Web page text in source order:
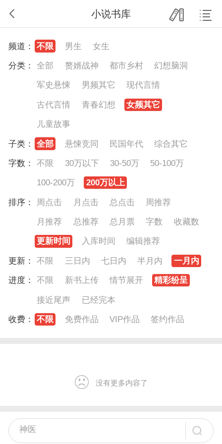
小说书库
频道： 不限 男生
女生
分类：
全部 赘婿战神 都市乡村
幻想脑洞
军史悬悚
男频其它
现代言情
古代言情
青春幻想
女频其它
儿童故事
子类：
全部 悬悚竞同 民国年代
综合其它
字数：
不限 30万以下 30-50万
50-100万
100-200万
200万以上
排序：
周点击 月点击 总点击
周推荐
月推荐
总推荐 总月票 字数
收藏数
更新时间
入库时间
编辑推荐
更新：
不限 三日内 七日内 半月内
一月内
进度：
不限 新书上传 情节展开
精彩纷呈
接近尾声
已经完本
收费：
不限 免费作品 VIP作品 签约作品
没有更多内容了